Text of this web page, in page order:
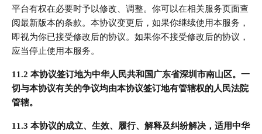
平台有权在必要时予以修改、调整。你可以在相关服务页面查
阅最新版本的条款。本协议变更后，如果你继续使用本服务，
即视为你已接受修改后的协议。如果你不接受修改后的协议，
应当停止使用本服务。
11.2 本协议签订地为中华人民共和国广东省深圳市南山区。一
切与本协议有关的争议均由本协议签订地有管辖权的人民法院
管辖。
11.3 本协议的成立、生效、履行、解释及纠纷解决，适用中华